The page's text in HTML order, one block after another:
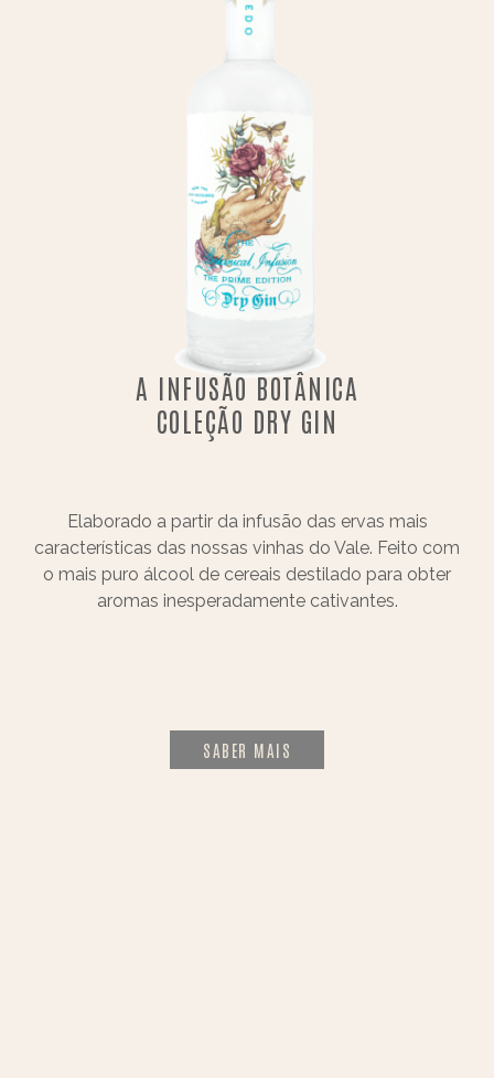
A INFUSÃO BOTÂNICA
COLEÇÃO DRY GIN
Elaborado a partir da infusão das ervas mais
características das nossas vinhas do Vale. Feito com
o mais puro álcool de cereais destilado para obter
aromas inesperadamente cativantes.
SABER MAIS